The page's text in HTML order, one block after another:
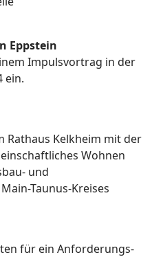
Eppstein
Impulsvortrag in der
ein.
Rathaus Kelkheim mit der
Wohnen
und
Taunus-Kreises
für ein Anforderungs-